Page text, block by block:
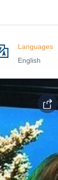
Languages
English